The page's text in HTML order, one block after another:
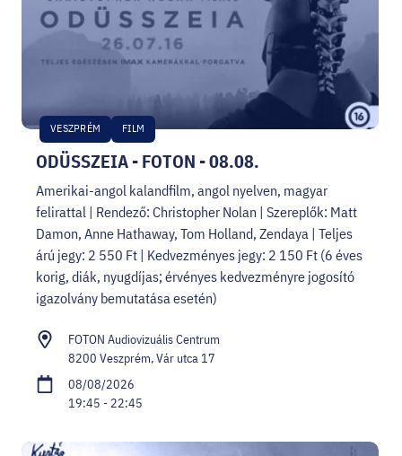
ODÜSSZEIA - FOTON - 08.08.
VESZPRÉM FILM
Amerikai-angol kalandfilm, angol nyelven, magyar
felirattal | Rendező: Christopher Nolan | Szereplők: Matt
Damon, Anne Hathaway, Tom Holland, Zendaya | Teljes
árú jegy: 2 550 Ft | Kedvezményes jegy: 2 150 Ft (6 éves
korig, diák, nyugdíjas; érvényes kedvezményre jogosító
igazolvány bemutatása esetén)
FOTON Audiovizuális Centrum
8200 Veszprém, Vár utca 17
08/08/2026
19:45 - 22:45